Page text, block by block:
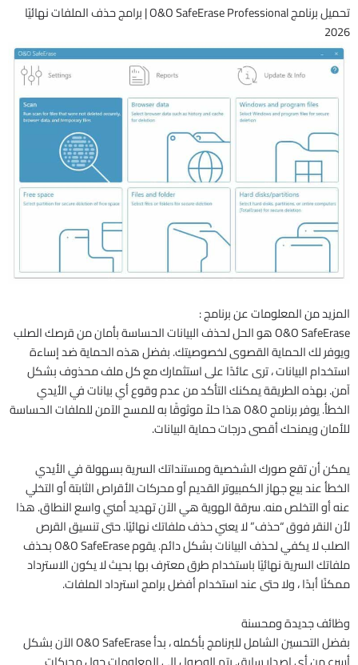
تحميل برنامج O&O SafeErase Professional | برامج حذف الملفات نهائيًا
2026
المزيد من المعلومات عن برنامج :
O&O SafeErase هو الحل لحذف البيانات الحساسة بأمان من قرصك الصلب
ويوفر لك الحماية القصوى لخصوصيتك. بفضل هذه الحماية ضد إساءة
استخدام البيانات ، ترى عائدًا على استثمارك مع كل ملف محذوف بشكل
آمن. بهذه الطريقة يمكنك التأكد من عدم وقوع أي بيانات في الأيدي
الخطأ. يوفر برنامج O&O هذا حلاً موثوقًا به للمسح الآمن للملفات الحساسة
للأمان ويمنحك أقصى درجات حماية البيانات.
يمكن أن تقع صورك الشخصية ومستنداتك السرية بسهولة في الأيدي
الخطأ عند بيع جهاز الكمبيوتر القديم أو محركات الأقراص الثابتة أو التخلي
عنه أو التخلص منه. سرقة الهوية هي الآن تهديد أمني واسع النطاق. هذا
لأن النقر فوق “حذف” لا يعني حذف ملفاتك نهائيًا. حتى تنسيق القرص
الصلب لا يكفي لحذف البيانات بشكل دائم. يقوم O&O SafeErase بحذف
ملفاتك السرية نهائيًا باستخدام طرق معترف بها بحيث لا يكون الاسترداد
ممكنًا أبدًا ، ولا حتى عند استخدام أفضل برامج استرداد الملفات.
وظائف جديدة ومحسنة
بفضل التحسين الشامل للبرنامج بأكمله ، بدأ O&O SafeErase الآن بشكل